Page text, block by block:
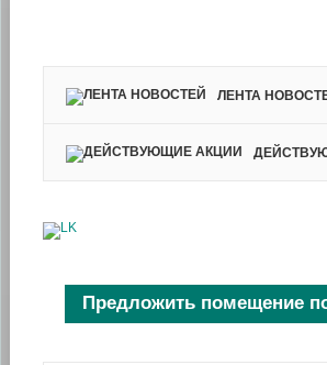
ЛЕНТА
Предложить помещение